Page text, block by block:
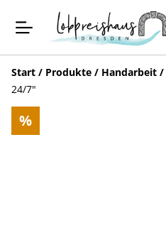
Start / Produkte / Handarbeit /
24/7"
%